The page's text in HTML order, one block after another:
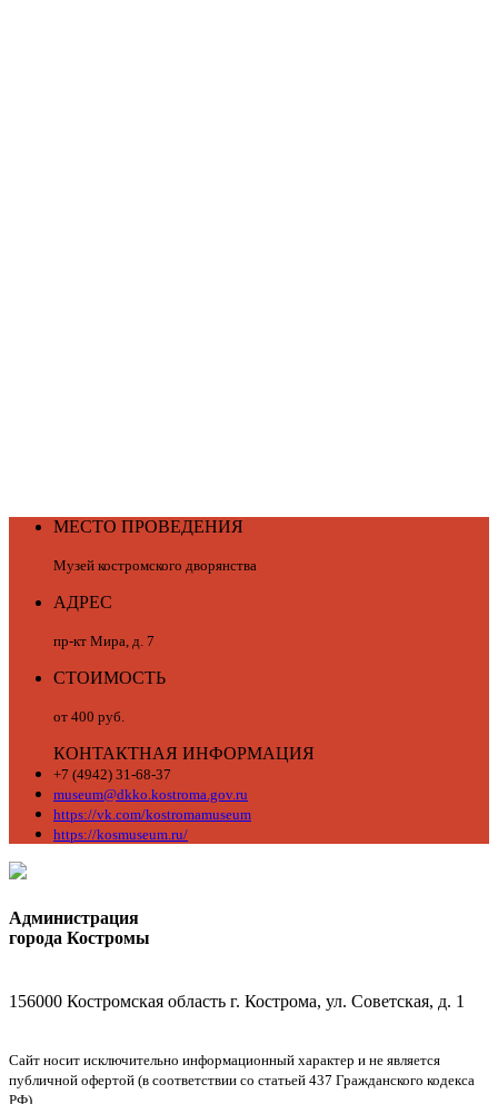
МЕСТО ПРОВЕДЕНИЯ
Музей костромского дворянства
АДРЕС
пр-кт Мира, д. 7
СТОИМОСТЬ
от 400 руб.
КОНТАКТНАЯ ИНФОРМАЦИЯ
+7 (4942) 31-68-37
museum@dkko.kostroma.gov.ru
https://vk.com/kostromamuseum
https://kosmuseum.ru/
Администрация
города Костромы
156000 Костромская область г. Кострома, ул. Советская, д. 1
Сайт носит исключительно информационный характер и не является
публичной офертой (в соответствии со статьей 437 Гражданского кодекса
РФ).